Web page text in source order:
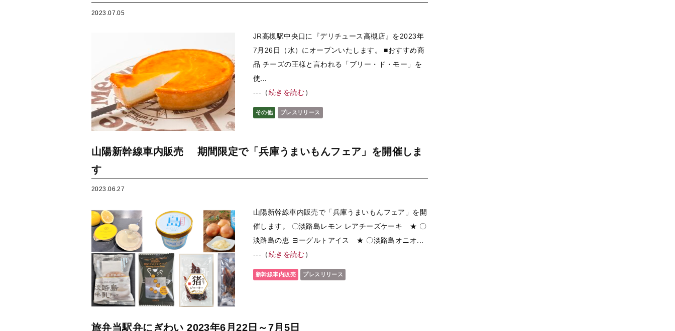
2023.07.05
JR高槻駅中央口に『デリチュース高槻店』を2023年
7月26日（水）にオープンいたします。 ■おすすめ商
品 チーズの王様と言われる「ブリー・ド・モー」を
使...
---（続きを読む）
その他 プレスリリース
山陽新幹線車内販売 期間限定で「兵庫うまいもんフェア」を開催しま
す
2023.06.27
山陽新幹線車内販売で「兵庫うまいもんフェア」を開
催します。 〇淡路島レモン レアチーズケーキ ★ 〇
淡路島の恵 ヨーグルトアイス ★ 〇淡路島オニオ...
---（続きを読む）
新幹線車内販売 プレスリリース
旅弁当駅弁にぎわい 2023年6月22日～7月5日